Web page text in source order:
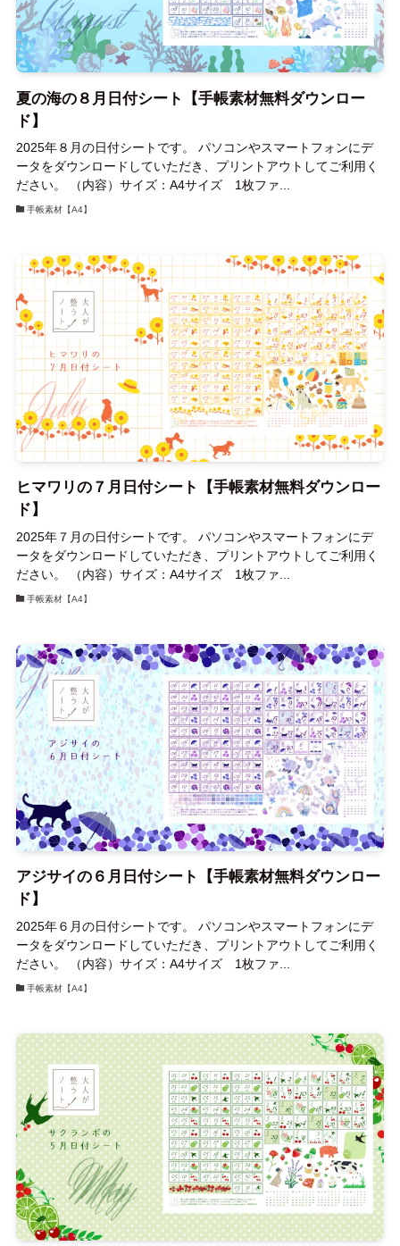
夏の海の８月日付シート【手帳素材無料ダウンロー
ド】
2025年８月の日付シートです。 パソコンやスマートフォンにデ
ータをダウンロードしていただき、プリントアウトしてご利用く
ださい。 （内容）サイズ：A4サイズ 1枚ファ...
手帳素材【A4】
ヒマワリの７月日付シート【手帳素材無料ダウンロー
ド】
2025年７月の日付シートです。 パソコンやスマートフォンにデ
ータをダウンロードしていただき、プリントアウトしてご利用く
ださい。 （内容）サイズ：A4サイズ 1枚ファ...
手帳素材【A4】
アジサイの６月日付シート【手帳素材無料ダウンロー
ド】
2025年６月の日付シートです。 パソコンやスマートフォンにデ
ータをダウンロードしていただき、プリントアウトしてご利用く
ださい。 （内容）サイズ：A4サイズ 1枚ファ...
手帳素材【A4】